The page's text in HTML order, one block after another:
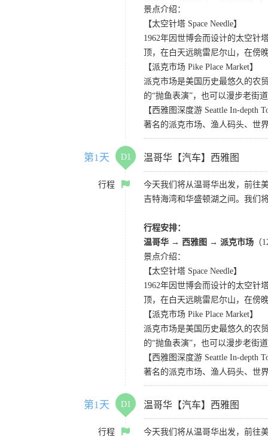
景点介绍：
【太空针塔 Space Needle】
1962年因世博会而设计的太空针
顶，在白天远眺雷尼尔山，在傍
【派克市场 Pike Place Market】
派克市场是美国历史最悠久的农
的“抛鱼表演”，也可以漫步老街
【西雅图深度游 Seattle In-depth
著名的派克市场、渔人码头、世
第1天 D1 温哥华【汽车】西雅图
行程
今天我们将从温哥华出发，前往
吉特海湾和华盛顿湖之间。我们
行程安排：
温哥华 → 西雅图 → 派克市场 （
景点介绍：
【太空针塔 Space Needle】
1962年因世博会而设计的太空针
顶，在白天远眺雷尼尔山，在傍
【派克市场 Pike Place Market】
派克市场是美国历史最悠久的农
的“抛鱼表演”，也可以漫步老街
【西雅图深度游 Seattle In-depth
著名的派克市场、渔人码头、世
第1天 D1 温哥华【汽车】西雅图
行程
今天我们将从温哥华出发，前往